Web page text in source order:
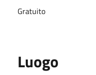
Gratuito
Luogo